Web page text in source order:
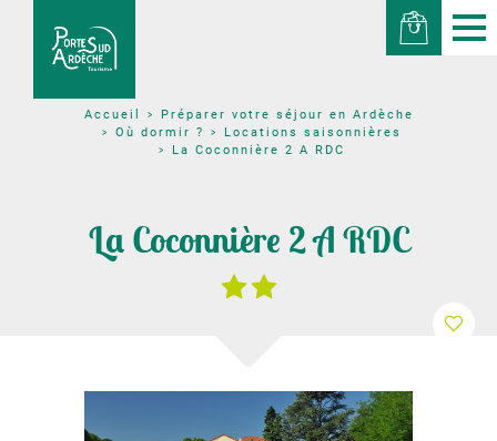
Accueil
Préparer votre séjour en Ardèche
Où dormir ?
Locations saisonnières
La Coconnière 2 A RDC
La Coconnière 2 A RDC